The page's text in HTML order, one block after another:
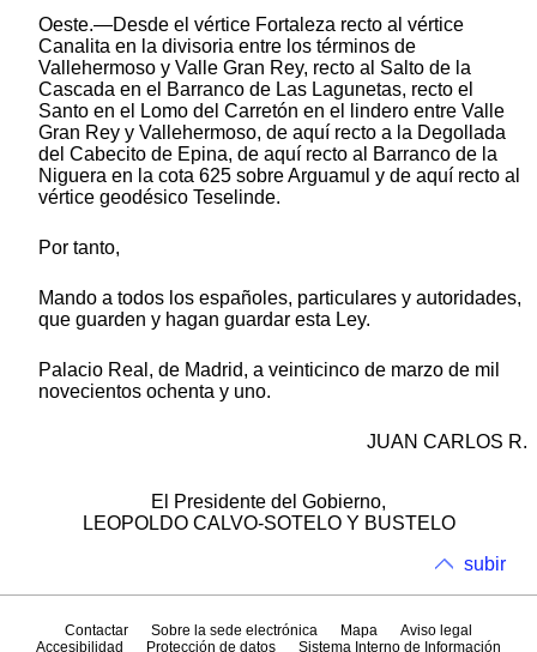
Oeste.—Desde el vértice Fortaleza recto al vértice
Canalita en la divisoria entre los términos de
Vallehermoso y Valle Gran Rey, recto al Salto de la
Cascada en el Barranco de Las Lagunetas, recto el
Santo en el Lomo del Carretón en el lindero entre Valle
Gran Rey y Vallehermoso, de aquí recto a la Degollada
del Cabecito de Epina, de aquí recto al Barranco de la
Niguera en la cota 625 sobre Arguamul y de aquí recto al
vértice geodésico Teselinde.
Por tanto,
Mando a todos los españoles, particulares y autoridades,
que guarden y hagan guardar esta Ley.
Palacio Real, de Madrid, a veinticinco de marzo de mil
novecientos ochenta y uno.
JUAN CARLOS R.
El Presidente del Gobierno,
LEOPOLDO CALVO-SOTELO Y BUSTELO
subir
Contactar Sobre la sede electrónica Mapa
Aviso legal
Accesibilidad
Protección de datos Sistema Interno de Información